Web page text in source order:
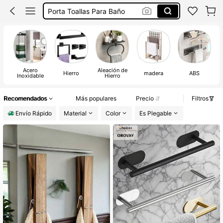
Toalleros Para El Baño
Toallero Para Baño
Acero
Inoxidable Hierro Aleación de
Hierro madera ABS
Recomendados Más populares Precio
Filtros
Envío Rápido
Material Color Es Plegable